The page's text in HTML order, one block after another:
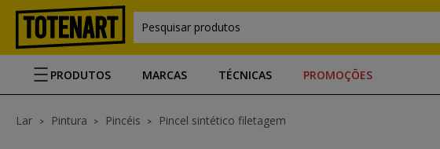
Pesquisar produtos
PRODUTOS MARCAS TÉCNICAS PROMOÇÕES
Lar Pintura Pincéis Pincel sintético filetagem